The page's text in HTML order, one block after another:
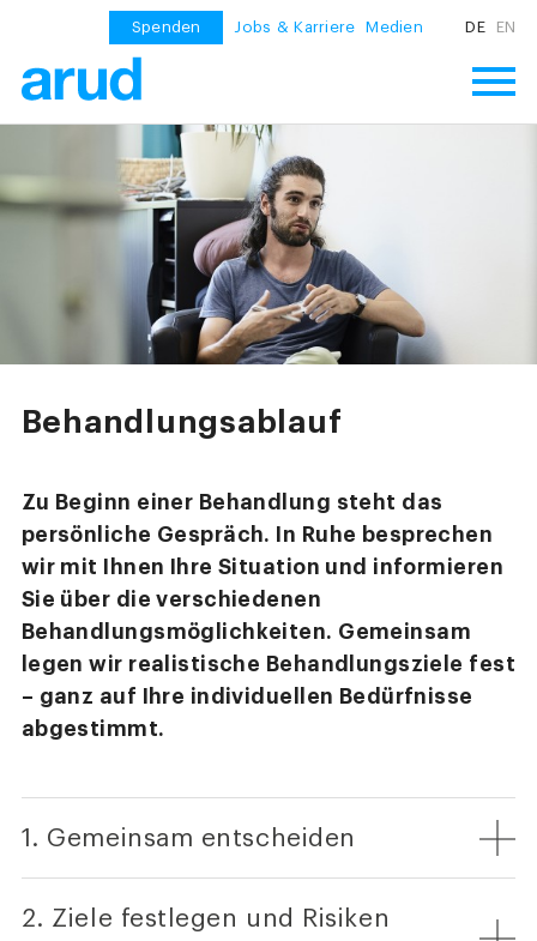
Spenden Jobs & Karriere Medien DE EN
Behandlungsablauf
Zu Beginn einer Behandlung steht das
persönliche Gespräch. In Ruhe besprechen
wir mit Ihnen Ihre Situation und informieren
Sie über die verschiedenen
Behandlungsmöglichkeiten. Gemeinsam
legen wir realistische Behandlungsziele fest
– ganz auf Ihre individuellen Bedürfnisse
abgestimmt.
1. Gemeinsam entscheiden
2. Ziele festlegen und Risiken